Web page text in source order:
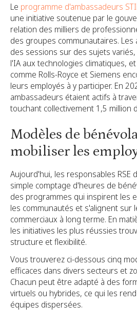
Le programme d'ambassadeurs
une initiative soutenue par le
relation des milliers de
des groupes communautaires.
des sessions sur des sujets
l'IA aux technologies climatiques,
comme Rolls-Royce et Siemens
leurs employés à y participer. En
ambassadeurs étaient actifs à
touchant collectivement 1,5 million
Modèles de
mobiliser les
Aujourd'hui, les responsables RSE
simple comptage d'heures de
des programmes qui inspirent les
les communautés et s'alignent sur
commerciaux à long terme. En
les initiatives les plus réussies
structure et flexibilité.
Vous trouverez ci-dessous cinq
efficaces dans divers secteurs et
Chacun peut être adapté à des
virtuels ou hybrides, ce qui les
équipes dispersées.